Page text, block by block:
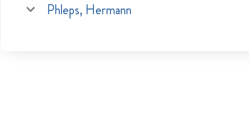
Phleps, Hermann